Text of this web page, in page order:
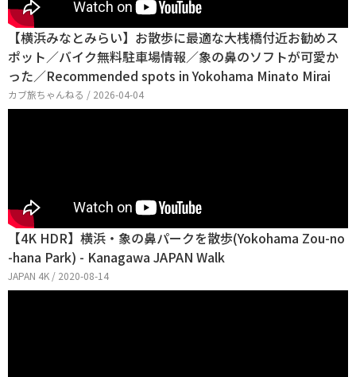
【横浜みなとみらい】お散歩に最適な大桟橋付近お勧めス
ポット／バイク無料駐車場情報／象の鼻のソフトが可愛か
った／Recommended spots in Yokohama Minato Mirai
カブ旅ちゃんねる / 2026-04-04
【4K HDR】横浜・象の鼻パークを散歩(Yokohama Zou-no
-hana Park) - Kanagawa JAPAN Walk
JAPAN 4K / 2020-08-14